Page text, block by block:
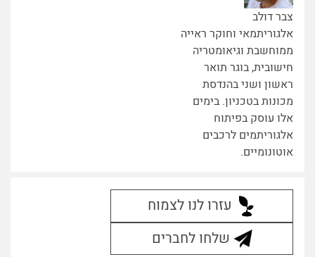
צבר דולב
אלגוריתמאי וחוקר ראייה
ממוחשבת וגיאומטריה
חישובית, בוגר תואר
ראשון ושני בהנדסת
מכונות בטכניון. בימים
אלו עוסק בפיתוח
אלגוריתמים לרכבים
אוטונומיים.
עזרו לנו לצמוח
שלחו לחברים